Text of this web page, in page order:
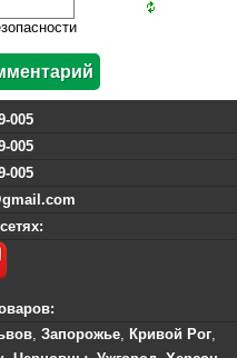
005
005
005
, Запорожье, Кривой Рог,